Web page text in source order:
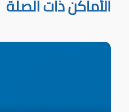
الأماكن ذات الصلة